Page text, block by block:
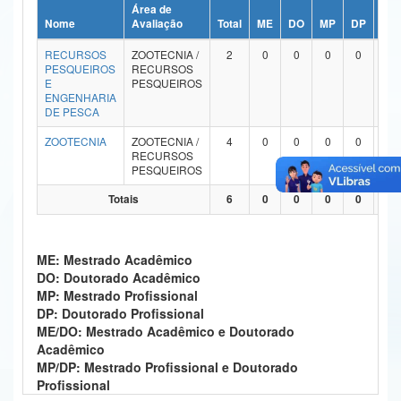
Ministério da Ciência, Tecnologia, Inovações e Comunicações
Ministério do Meio Ambiente
Ministério do Turismo
Ministério do Desenvolvimento Regional
Controladoria-Geral da União
Ministério da Mulher, da Família e dos Direitos Humanos
Secretaria de Governo
Gabinete de Segurança Institucional
Advocacia-Geral da União
Banco Central do Brasil
Nome
Área de
Avaliação
Total ME DO MP DP
RECURSOS
PESQUEIROS
E
ENGENHARIA
DE PESCA
ZOOTECNIA /
RECURSOS
PESQUEIROS
2 0 0 0 0
ZOOTECNIA
ZOOTECNIA /
RECURSOS
PESQUEIROS
4 0 0 0 0
Totais 6 0 0 0 0
ME: Mestrado Acadêmico
DO: Doutorado Acadêmico
MP: Mestrado Profissional
DP: Doutorado Profissional
ME/DO: Mestrado Acadêmico e Doutorado
Acadêmico
MP/DP: Mestrado Profissional e Doutorado
Profissional